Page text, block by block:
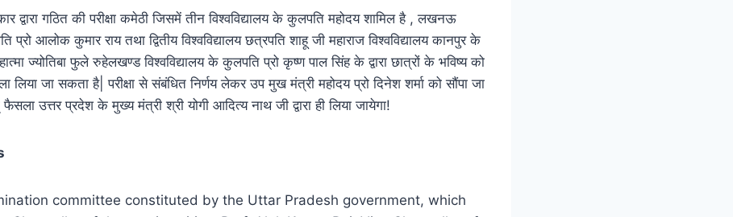
द्वारा गठित की परीक्षा कमेठी जिसमें तीन विश्वविद्यालय के कुलपति महोदय शामिल है , लखनऊ
प्रो आलोक कुमार राय तथा द्वितीय विश्वविद्यालय छत्रपति शाहू जी महाराज विश्वविद्यालय कानपुर के
ज्योतिबा फुले रुहेलखण्ड विश्वविद्यालय के कुलपति प्रो कृष्ण पाल सिंह के द्वारा छात्रों के भविष्य को
लिया जा सकता है| परीक्षा से संबंधित निर्णय लेकर उप मुख मंत्री महोदय प्रो दिनेश शर्मा को सौंपा जा
उत्तर प्रदेश के मुख्य मंत्री श्री योगी आदित्य नाथ जी द्वारा ही लिया जायेगा!
committee constituted by the Uttar Pradesh government, which